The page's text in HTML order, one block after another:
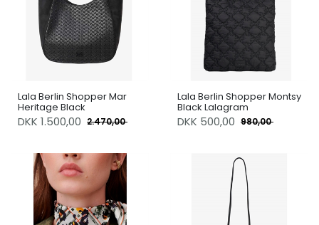
Lala Berlin Shopper Mar
Heritage Black
DKK 1.500,00 2.470,00
Lala Berlin Shopper Montsy
Black Lalagram
DKK 500,00 980,00